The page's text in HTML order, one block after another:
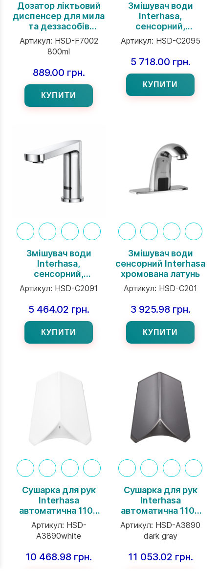
Дозатор ліктьовий
диспенсер для мила
та деззасобів
Interhasa, 800 мл,
білий
Артикул: HSD-F7002
800ml
889.00 грн.
КУПИТИ
Змішувач води
Interhasa,
сенсорний,
хромована латунь,
круглі краї
Артикул: HSD-C2095
5 718.00 грн.
КУПИТИ
Змішувач води
Interhasa,
сенсорний,
хромована латунь,
прямі краї
Артикул: HSD-C2091
5 464.02 грн.
КУПИТИ
Змішувач води
сенсорний Interhasa
хромована латунь
Артикул: HSD-C201
3 925.98 грн.
КУПИТИ
Сушарка для рук
Interhasa
автоматична 1100
Вт, 90 м/с, ABS Біла
Артикул: HSD-
A3890white
10 468.98 грн.
Сушарка для рук
Interhasa
автоматична 1100
Вт, 90 м/с, ABS
темно-сірий
Артикул: HSD-A3890
dark gray
11 053.02 грн.